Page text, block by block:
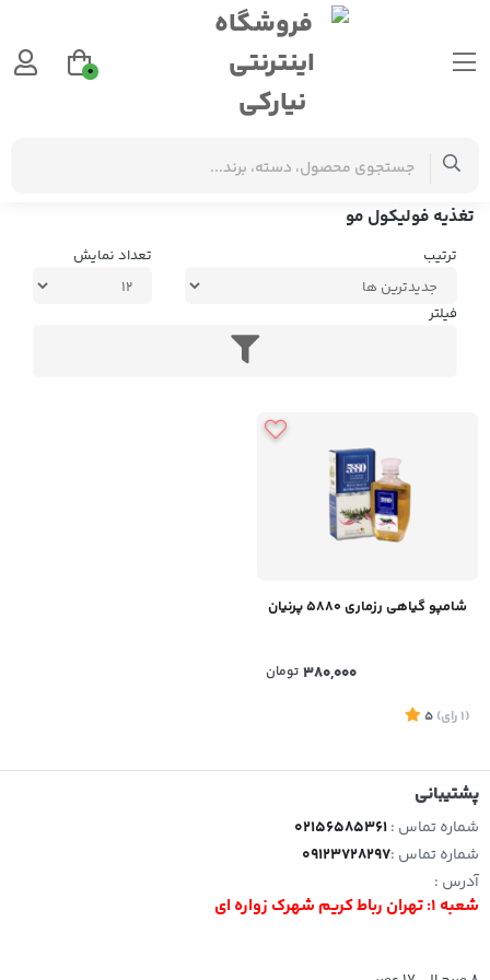
برچسب‌ها تغذیه فولیکول مو
تغذیه فولیکول مو
ترتیب تعداد نمایش
فیلتر
شامپو گیاهی رزماری 5880 پرنیان
380,000 تومان
(1 رای)
5
پشتیبانی
شماره تماس :02156585361
شماره تماس :09123728297
آدرس :
شعبه 1: تهران رباط کریم شهرک زواره ای
0